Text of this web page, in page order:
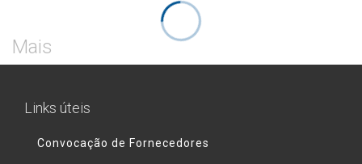
Mais
Links úteis
Convocação de Fornecedores